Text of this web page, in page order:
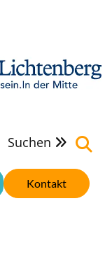
Suchen 
Kontakt